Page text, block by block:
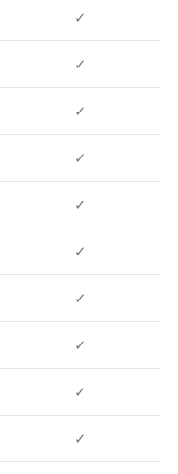
✓
✓
✓
✓
✓
✓
✓
✓
✓
✓